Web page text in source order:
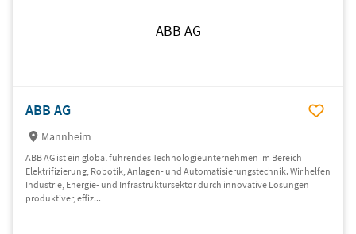
ABB AG
ABB AG
Mannheim
ABB AG ist ein global führendes Technologieunternehmen im Bereich
Elektrifizierung, Robotik, Anlagen- und Automatisierungstechnik. Wir helfen
Industrie, Energie- und Infrastruktursektor durch innovative Lösungen
produktiver, effiz...